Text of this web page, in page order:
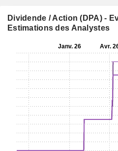
Dividende / Action (DPA) -
Estimations des Analystes